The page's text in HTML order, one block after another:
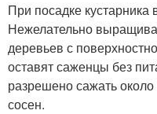
При посадке
Нежелательно
деревьев с
оставят саженцы без
разрешено сажать
сосен.